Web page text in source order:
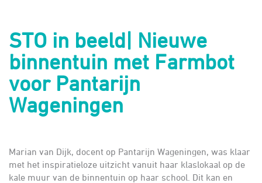
STO in beeld| Nieuwe
binnentuin met Farmbot
voor Pantarijn
Wageningen
Marian van Dijk, docent op Pantarijn Wageningen, was klaar
met het inspiratieloze uitzicht vanuit haar klaslokaal op de
kale muur van de binnentuin op haar school. Dit kan en